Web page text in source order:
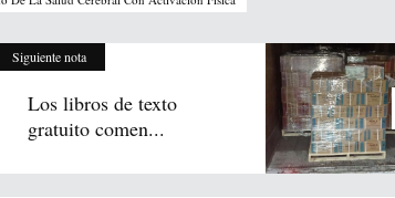
Siguiente nota
Los libros de texto
gratuito comen...